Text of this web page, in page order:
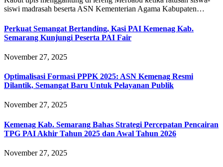
siswi madrasah beserta ASN Kementerian Agama Kabupaten…
Perkuat Semangat Bertanding, Kasi PAI Kemenag Kab.
Semarang Kunjungi Peserta PAI Fair
November 27, 2025
Optimalisasi Formasi PPPK 2025: ASN Kemenag Resmi
Dilantik, Semangat Baru Untuk Pelayanan Publik
November 27, 2025
Kemenag Kab. Semarang Bahas Strategi Percepatan Pencairan
TPG PAI Akhir Tahun 2025 dan Awal Tahun 2026
November 27, 2025